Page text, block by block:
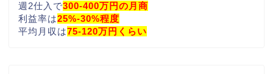
週2仕入で300-400万円の月商
利益率は25%-30%程度
平均月収は75-120万円くらい